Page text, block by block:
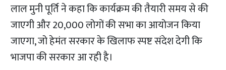
लाल मुनी पूर्ति ने कहा कि कार्यक्रम की तैयारी समय से की
जाएगी और 20,000 लोगों की सभा का आयोजन किया
जाएगा, जो हेमंत सरकार के खिलाफ स्पष्ट संदेश देगी कि
भाजपा की सरकार आ रही है।